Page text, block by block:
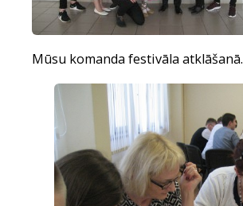
Mūsu komanda festivāla atklāšanā.